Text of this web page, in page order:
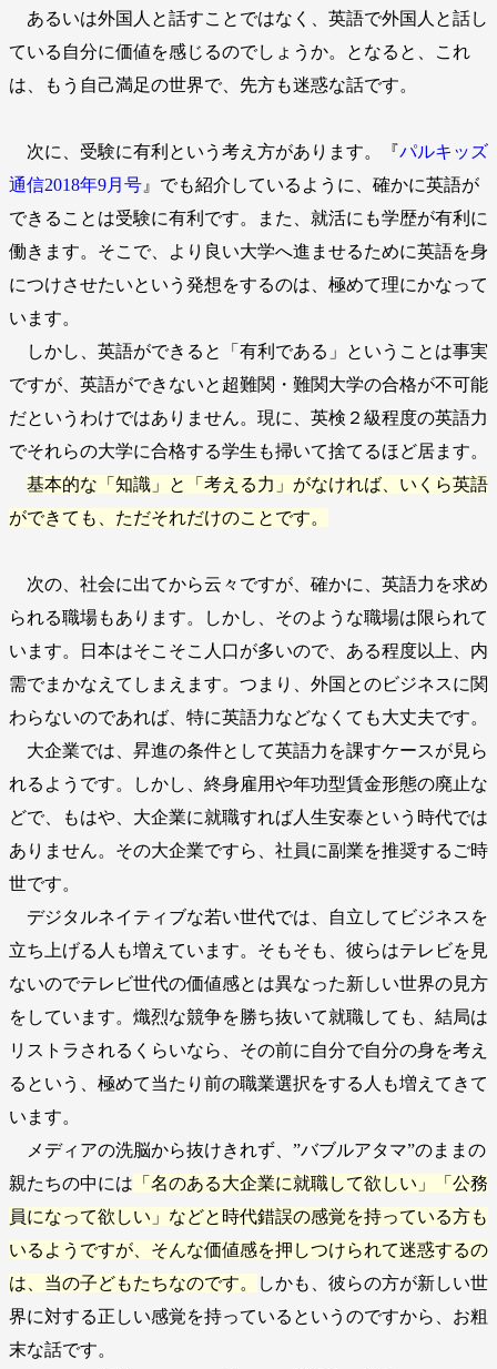
あるいは外国人と話すことではなく、英語で外国人と話し
ている自分に価値を感じるのでしょうか。となると、これ
は、もう自己満足の世界で、先方も迷惑な話です。
次に、受験に有利という考え方があります。『パルキッズ
通信2018年9月号 』でも紹介しているように、確かに英語が
できることは受験に有利です。また、就活にも学歴が有利に
働きます。そこで、より良い大学へ進ませるために英語を身
につけさせたいという発想をするのは、極めて理にかなって
います。
しかし、英語ができると「有利である」ということは事実
ですが、英語ができないと超難関・難関大学の合格が不可能
だというわけではありません。現に、英検２級程度の英語力
でそれらの大学に合格する学生も掃いて捨てるほど居ます。
基本的な「知識」と「考える力」がなければ、いくら英語
ができても、ただそれだけのことです。
次の、社会に出てから云々ですが、確かに、英語力を求め
られる職場もあります。しかし、そのような職場は限られて
います。日本はそこそこ人口が多いので、ある程度以上、内
需でまかなえてしまえます。つまり、外国とのビジネスに関
わらないのであれば、特に英語力などなくても大丈夫です。
大企業では、昇進の条件として英語力を課すケースが見ら
れるようです。しかし、終身雇用や年功型賃金形態の廃止な
どで、もはや、大企業に就職すれば人生安泰という時代では
ありません。その大企業ですら、社員に副業を推奨するご時
世です。
デジタルネイティブな若い世代では、自立してビジネスを
立ち上げる人も増えています。そもそも、彼らはテレビを見
ないのでテレビ世代の価値感とは異なった新しい世界の見方
をしています。熾烈な競争を勝ち抜いて就職しても、結局は
リストラされるくらいなら、その前に自分で自分の身を考え
るという、極めて当たり前の職業選択をする人も増えてきて
います。
メディアの洗脳から抜けきれず、”バブルアタマ”のままの
親たちの中には 「名のある大企業に就職して欲しい」「公務
員になって欲しい」などと時代錯誤の感覚を持っている方も
いるようですが、そんな価値感を押しつけられて迷惑するの
は、当の子どもたちなのです。
しかも、彼らの方が新しい世
界に対する正しい感覚を持っているというのですから、お粗
末な話です。